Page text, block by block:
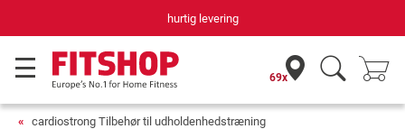
hurtig levering
69x
cardiostrong Tilbehør til udholdenhedstræning